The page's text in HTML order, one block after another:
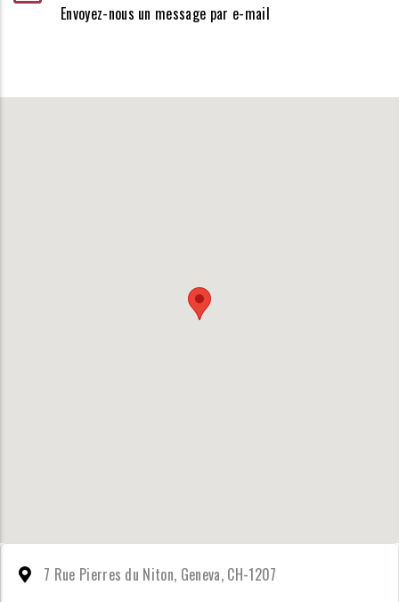
Envoyez-nous un message par e-mail
7 Rue Pierres du Niton, Geneva, CH-1207